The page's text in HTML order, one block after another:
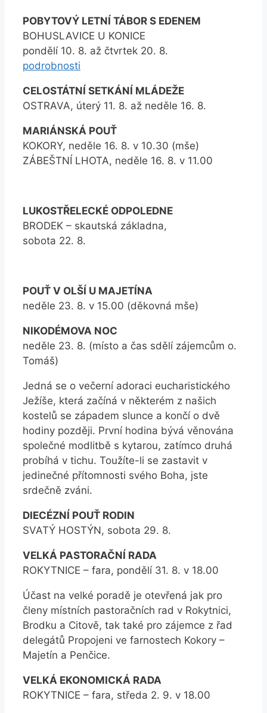
POBYTOVÝ LETNÍ TÁBOR S EDENEM
BOHUSLAVICE U KONICE
pondělí 10. 8. až čtvrtek 20. 8.
podrobnosti
CELOSTÁTNÍ SETKÁNÍ MLÁDEŽE
OSTRAVA, úterý 11. 8. až neděle 16. 8.
MARIÁNSKÁ POUŤ
KOKORY, neděle 16. 8. v 10.30 (mše)
ZÁBEŠTNÍ LHOTA, neděle 16. 8. v 11.00
LUKOSTŘELECKÉ ODPOLEDNE
BRODEK – skautská základna,
sobota 22. 8.
POUŤ V OLŠÍ U MAJETÍNA
neděle 23. 8. v 15.00 (děkovná mše)
NIKODÉMOVA NOC
neděle 23. 8. (místo a čas sdělí zájemcům o.
Tomáš)
Jedná se o večerní adoraci eucharistického
Ježíše, která začíná v některém z našich
kostelů se západem slunce a končí o dvě
hodiny později. První hodina bývá věnována
společné modlitbě s kytarou, zatímco druhá
probíhá v tichu. Toužíte-li se zastavit v
jedinečné přítomnosti svého Boha, jste
srdečně zváni.
DIECÉZNÍ POUŤ RODIN
SVATÝ HOSTÝN, sobota 29. 8.
VELKÁ PASTORAČNÍ RADA
ROKYTNICE – fara, pondělí 31. 8. v 18.00
Účast na velké poradě je otevřená jak pro
členy místních pastoračních rad v Rokytnici,
Brodku a Citově, tak také pro zájemce z řad
delegátů Propojeni ve farnostech Kokory –
Majetín a Penčice.
VELKÁ EKONOMICKÁ RADA
ROKYTNICE – fara, středa 2. 9. v 18.00